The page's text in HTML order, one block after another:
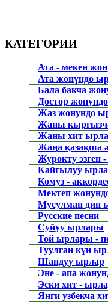
КАТЕГОРИИ
Ата - мекен
Ата жөнүндө
Бала бакча
Достор
Жаз жонундо
Жаны
Жаны хит
Жаңа қазақша
Журокту эзген
Кайгылуу
Комуз -
Мектеп
Мусулман дин
Русские песни
Суйуу ырлары
Той ырлары -
Туулган күн
Шандуу ырлар
Эне - апа
Эски хит -
Янги узбекча